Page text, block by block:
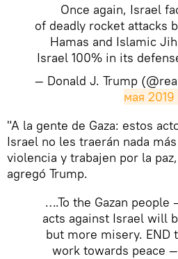
Once again, Israel
of deadly rocket attacks
Hamas and Islamic
Israel 100% in its
— Donald J. Trump
мая 2019
​"A la gente de Gaza: estos
Israel no les traerán nada
violencia y trabajen por la
agregó Trump.
….To the Gazan
acts against Israel will
but more misery. END
work towards peace